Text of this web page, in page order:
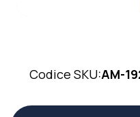
Codice SKU:AM-